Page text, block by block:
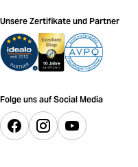
Unsere Zertifikate und Partner
Folge uns auf Social Media